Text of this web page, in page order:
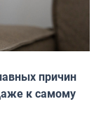
причин
к самому